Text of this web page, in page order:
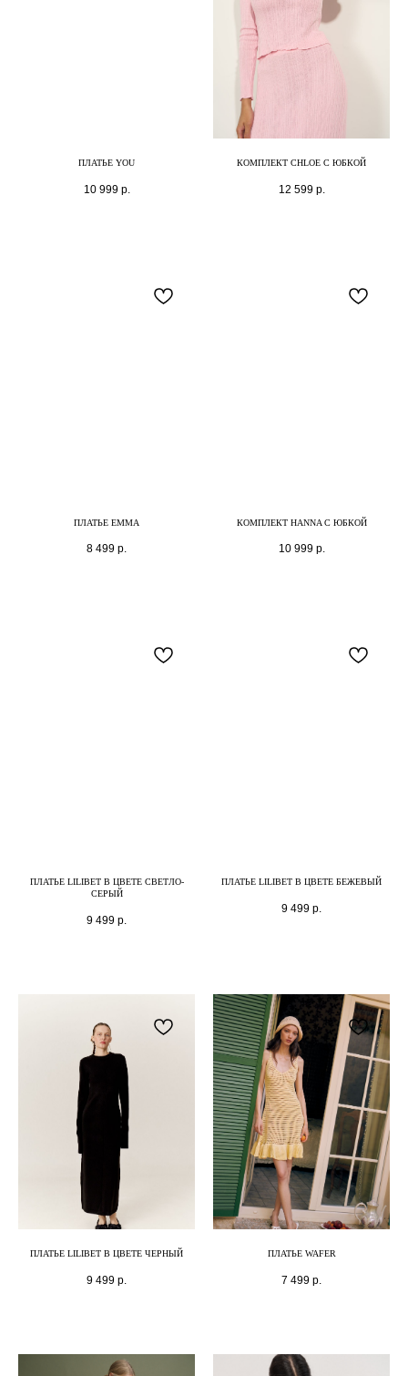
ПЛАТЬЕ YOU
10 999 р.
КОМПЛЕКТ CHLOE С ЮБКОЙ
12 599 р.
ПЛАТЬЕ EMMA
8 499 р.
КОМПЛЕКТ HANNA С ЮБКОЙ
10 999 р.
ПЛАТЬЕ LILIBET В ЦВЕТЕ СВЕТЛО-
СЕРЫЙ
9 499 р.
ПЛАТЬЕ LILIBET В ЦВЕТЕ БЕЖЕВЫЙ
9 499 р.
ПЛАТЬЕ LILIBET В ЦВЕТЕ ЧЕРНЫЙ
9 499 р.
ПЛАТЬЕ WAFER
7 499 р.